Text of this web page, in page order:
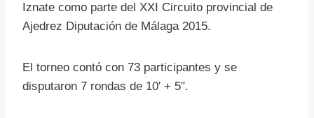
Iznate como parte del XXI Circuito provincial de
Ajedrez Diputación de Málaga 2015.
El torneo contó con 73 participantes y se
disputaron 7 rondas de 10′ + 5″.